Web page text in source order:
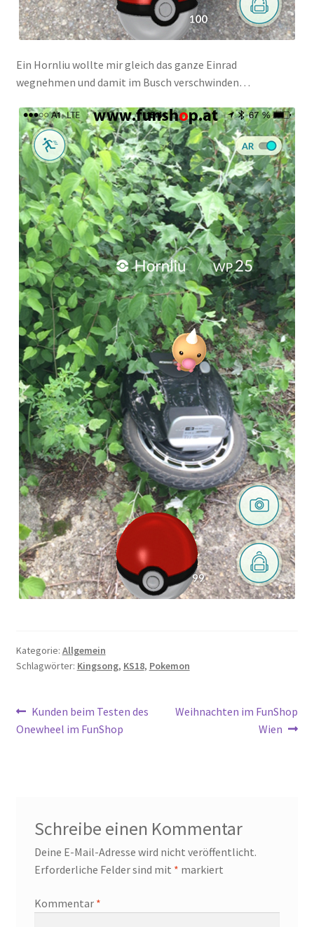
Ein Hornliu wollte mir gleich das ganze Einrad
wegnehmen und damit im Busch verschwinden…
Kategorie: Allgemein
Schlagwörter: Kingsong, KS18, Pokemon
Beitragsnavigation
Vorheriger
Beitrag:
Kunden beim Testen des
Onewheel im FunShop
Nächster
Weihnachten im FunShop
Wien
Schreibe einen Kommentar
Deine E-Mail-Adresse wird nicht veröffentlicht.
Erforderliche Felder sind mit * markiert
Kommentar *